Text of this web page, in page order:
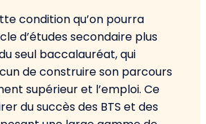
condition qu’on pourra
d’études secondaire plus
seul baccalauréat, qui
de construire son parcours
supérieur et l’emploi. Ce
du succès des BTS et des